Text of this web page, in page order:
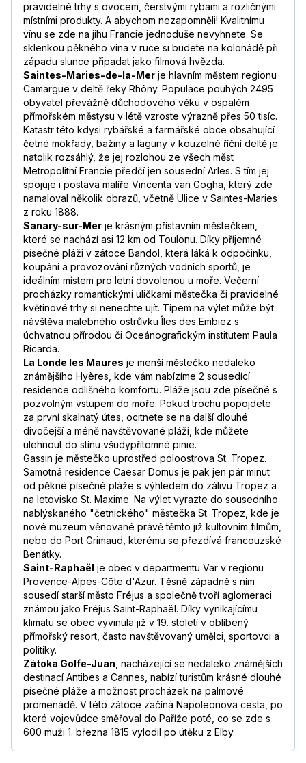
pravidelné trhy s ovocem, čerstvými rybami a rozličnými
místními produkty. A abychom nezapomněli! Kvalitnímu
vínu se zde na jihu Francie jednoduše nevyhnete. Se
sklenkou pěkného vína v ruce si budete na kolonádě při
západu slunce připadat jako filmová hvězda.
Saintes-Maries-de-la-Mer je hlavním městem regionu
Camargue v deltě řeky Rhôny. Populace pouhých 2495
obyvatel převážně důchodového věku v ospalém
přímořském městysu v létě vzroste výrazně přes 50 tisíc.
Katastr této kdysi rybářské a farmářské obce obsahující
četné mokřady, bažiny a laguny v kouzelné říční deltě je
natolik rozsáhlý, že jej rozlohou ze všech měst
Metropolitní Francie předčí jen sousední Arles. S tím jej
spojuje i postava malíře Vincenta van Gogha, který zde
namaloval několik obrazů, včetně Ulice v Saintes-Maries
z roku 1888.
Sanary-sur-Mer je krásným přístavním městečkem,
které se nachází asi 12 km od Toulonu. Díky příjemné
písečné pláži v zátoce Bandol, která láká k odpočinku,
koupání a provozování různých vodních sportů, je
ideálním místem pro letní dovolenou u moře. Večerní
procházky romantickými uličkami městečka či pravidelné
květinové trhy si nenechte ujít. Tipem na výlet může být
návštěva malebného ostrůvku Îles des Embiez s
úchvatnou přírodou či Oceánografickým institutem Paula
Ricarda.
La Londe les Maures je menší městečko nedaleko
známějšího Hyères, kde vám nabízíme 2 sousedící
residence odlišného komfortu. Pláže jsou zde písečné s
pozvolným vstupem do moře. Pokud trochu popojdete
za první skalnatý útes, ocitnete se na další dlouhé
divočejší a méně navštěvované pláži, kde můžete
ulehnout do stínu všudypřítomné pinie.
Gassin je městečko uprostřed poloostrova St. Tropez.
Samotná residence Caesar Domus je pak jen pár minut
od pěkné písečné pláže s výhledem do zálivu Tropez a
na letovisko St. Maxime. Na výlet vyrazte do sousedního
nablýskaného "četnického" městečka St. Tropez, kde je
nové muzeum věnované právě těmto již kultovním filmům,
nebo do Port Grimaud, kterému se přezdívá francouzské
Benátky.
Saint-Raphaël je obec v departmentu Var v regionu
Provence-Alpes-Côte d'Azur. Těsně západně s ním
sousedí starší město Fréjus a společně tvoří aglomeraci
známou jako Fréjus Saint-Raphaël. Díky vynikajícímu
klimatu se obec vyvinula již v 19. století v oblíbený
přímořský resort, často navštěvovaný umělci, sportovci a
politiky.
Zátoka Golfe-Juan , nacházející se nedaleko známějších
destinací Antibes a Cannes, nabízí turistům krásné dlouhé
písečné pláže a možnost procházek na palmové
promenádě. V této zátoce začíná Napoleonova cesta, po
které vojevůdce směřoval do Paříže poté, co se zde s
600 muži 1. března 1815 vylodil po útěku z Elby.